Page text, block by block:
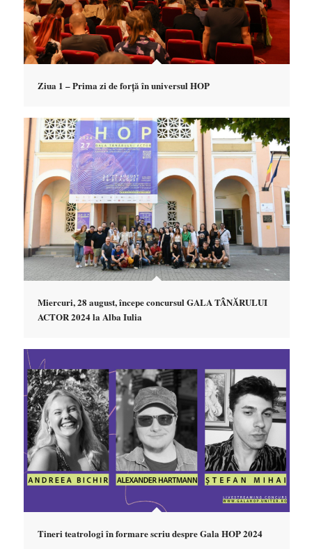
Ziua 1 – Prima zi de forță în universul HOP
Miercuri, 28 august, începe concursul GALA TÂNĂRULUI
ACTOR 2024 la Alba Iulia
Tineri teatrologi în formare scriu despre Gala HOP 2024